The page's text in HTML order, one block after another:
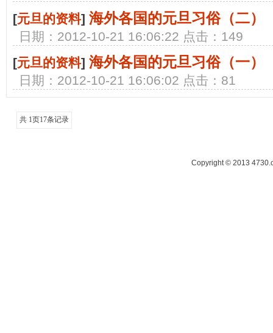
[元旦的资料] 海外各国的元旦习俗（二）
日期：2012-10-21 16:06:22 点击：149
[元旦的资料] 海外各国的元旦习俗（一）
日期：2012-10-21 16:06:02 点击：81
共 1页17条记录
Copyright © 2013